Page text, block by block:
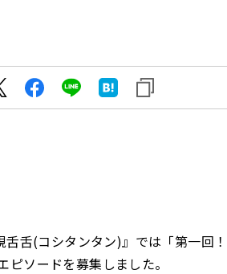
舌(コシタンタン)』では「第一回
ソードを募集しました。